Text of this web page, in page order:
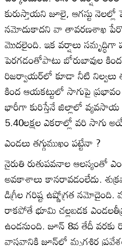
కురుస్తాయని జూలై, ఆగస్టు
నమోదుకాదని వా తావరణశాఖ
మొదలైంది. ఇక వర్షాలు సమృద్ధిగా
పెరగడంతోపాటు బోరుబావుల
రిజర్వాయర్‌లో కూడా నీటి నిల్వలు
కింద ఆయకట్టులో సాగుపై
భారీగా కురిస్తేనే జిల్లాలో
5.40లక్షల ఎకరాల్లో వరి
ఎండలు తగ్గుముఖం పట్టేనా ?
నైరుతి రుతుపవనాల ఆలస్యంతో
అవకాశాలు కానరావడంలేదు.
డిగ్రీల గరిష్ట ఉష్ణోగ్రత
రాకపోతే భూమి చల్లబడక
ఉండనుంది. జూన్‌ 8వ తేదీ
వాస్తవానికి జూన్‌లో మృగశిర